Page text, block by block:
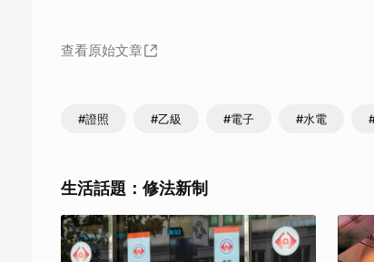
查看原始文章
#證照 #乙級 #電子 #水電
生活話題：修法新制